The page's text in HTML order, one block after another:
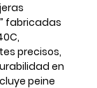
fabricadas
precisos,
en
peine